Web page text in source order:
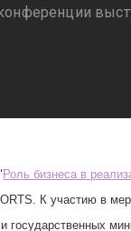
Роль бизнеса в
К участию в
государственных